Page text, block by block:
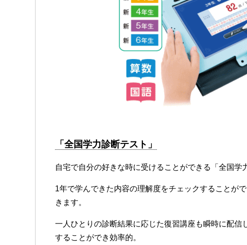
「全国学力診断テスト」
自宅で自分の好きな時に受けることができる「全国学
1年で学んできた内容の理解度をチェックすることが
きます。
一人ひとりの診断結果に応じた復習講座も瞬時に配信
することができ効率的。